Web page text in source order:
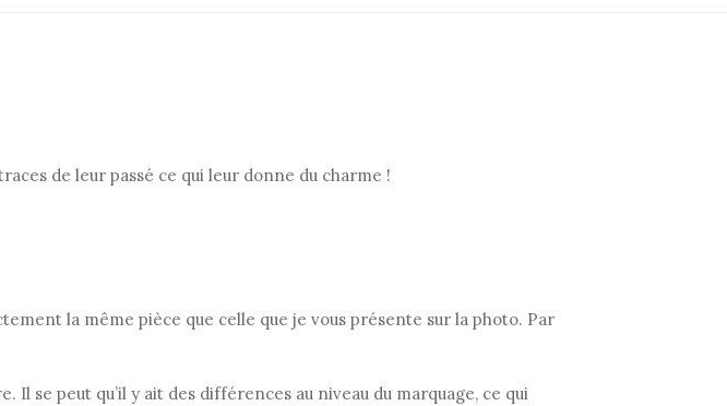
de leur passé ce qui leur donne du charme !
la même pièce que celle que je vous présente sur la photo. Par
se peut qu’il y ait des différences au niveau du marquage, ce qui